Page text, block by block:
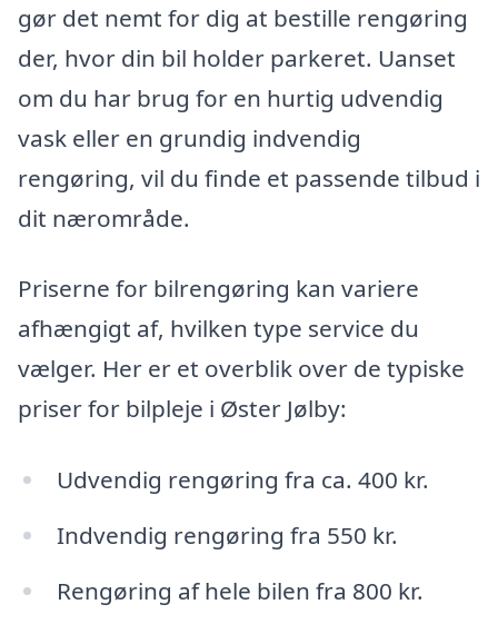
gør det nemt for dig at bestille rengøring
der, hvor din bil holder parkeret. Uanset
om du har brug for en hurtig udvendig
vask eller en grundig indvendig
rengøring, vil du finde et passende tilbud i
dit nærområde.
Priserne for bilrengøring kan variere
afhængigt af, hvilken type service du
vælger. Her er et overblik over de typiske
priser for bilpleje i Øster Jølby:
Udvendig rengøring fra ca. 400 kr.
Indvendig rengøring fra 550 kr.
Rengøring af hele bilen fra 800 kr.